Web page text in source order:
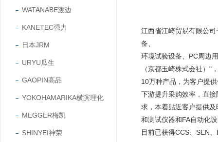
WATANABE渡边
KANETEC强力
日本JRM
URYU瓜生
GAOPIN高品
YOKOHAMARIKA横滨理化
MEGGER梅凯
SHINYEI神荣
江西省江崎贸易有限公
备、
环境试验设备、PC周边
（京都玉崎株式会社）"
10万种产品，为客户提
下游提升采购效率，直
求，本着贴近客户提供
和测试仪器和FA自动化
目前已获得CCS、SEN